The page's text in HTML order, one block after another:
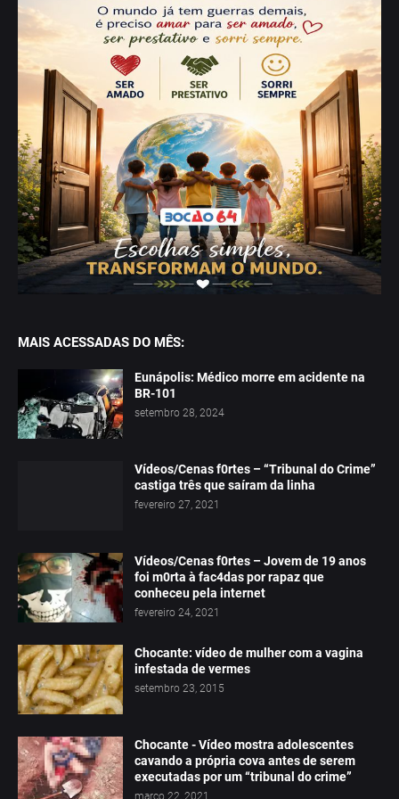
MAIS ACESSADAS DO MÊS:
Eunápolis: Médico morre em acidente na
BR-101
setembro 28, 2024
Vídeos/Cenas f0rtes – “Tribunal do Crime”
castiga três que saíram da linha
fevereiro 27, 2021
Vídeos/Cenas f0rtes – Jovem de 19 anos
foi m0rta à fac4das por rapaz que
conheceu pela internet
fevereiro 24, 2021
Chocante: vídeo de mulher com a vagina
infestada de vermes
setembro 23, 2015
Chocante - Vídeo mostra adolescentes
cavando a própria cova antes de serem
executadas por um “tribunal do crime”
março 22, 2021